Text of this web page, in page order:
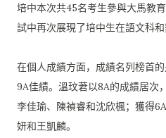
培中本次共45名考生參與大馬教
試中再次展現了培中生在語文科和
在個人成績方面，成績名列榜首的
9A佳績。溫玟莙以8A的成績居次，
李佳瑜、陳禎睿和沈欣楓； 獲得
妍和王凱麟。